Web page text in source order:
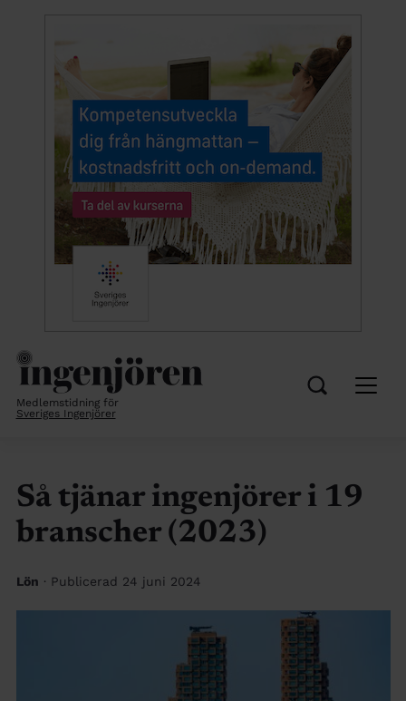
Medlemstidning för
Sveriges Ingenjörer
Så tjänar ingenjörer i 19
branscher (2023)
Lön · Publicerad 24 juni 2024